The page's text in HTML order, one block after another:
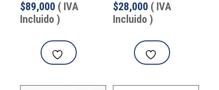
$89,000 ( IVA
Incluido )
$28,000 ( IVA
Incluido )